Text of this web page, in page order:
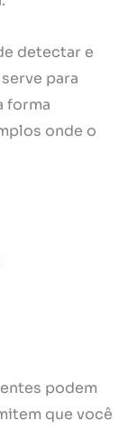
detectar e
para
forma
onde o
podem
que você